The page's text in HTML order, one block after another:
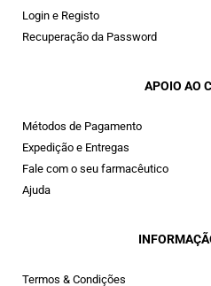
Login e Registo
Recuperação da Password
APOIO AO
Métodos de Pagamento
Expedição e Entregas
Fale com o seu farmacêutico
Ajuda
Termos & Condições